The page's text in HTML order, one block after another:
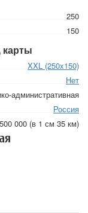
250
150
карты
XXL (250x150)
Нет
административная
Россия
000 (в 1 см 35 км)